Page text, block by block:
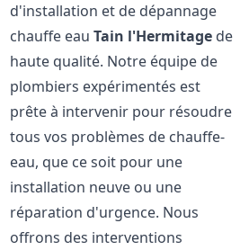
d'installation et de dépannage
chauffe eauTain l'Hermitage de
haute qualité. Notre équipe de
plombiers expérimentés est
prête à intervenir pour résoudre
tous vos problèmes de chauffe-
eau, que ce soit pour une
installation neuve ou une
réparation d'urgence. Nous
offrons des interventions